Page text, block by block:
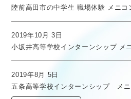
陸前高田市の中学生 職場体験 メニコ
2019年10月 3日
小坂井高等学校インターンシップ メ
2019年8月 5日
五条高等学校インターンシップ メ